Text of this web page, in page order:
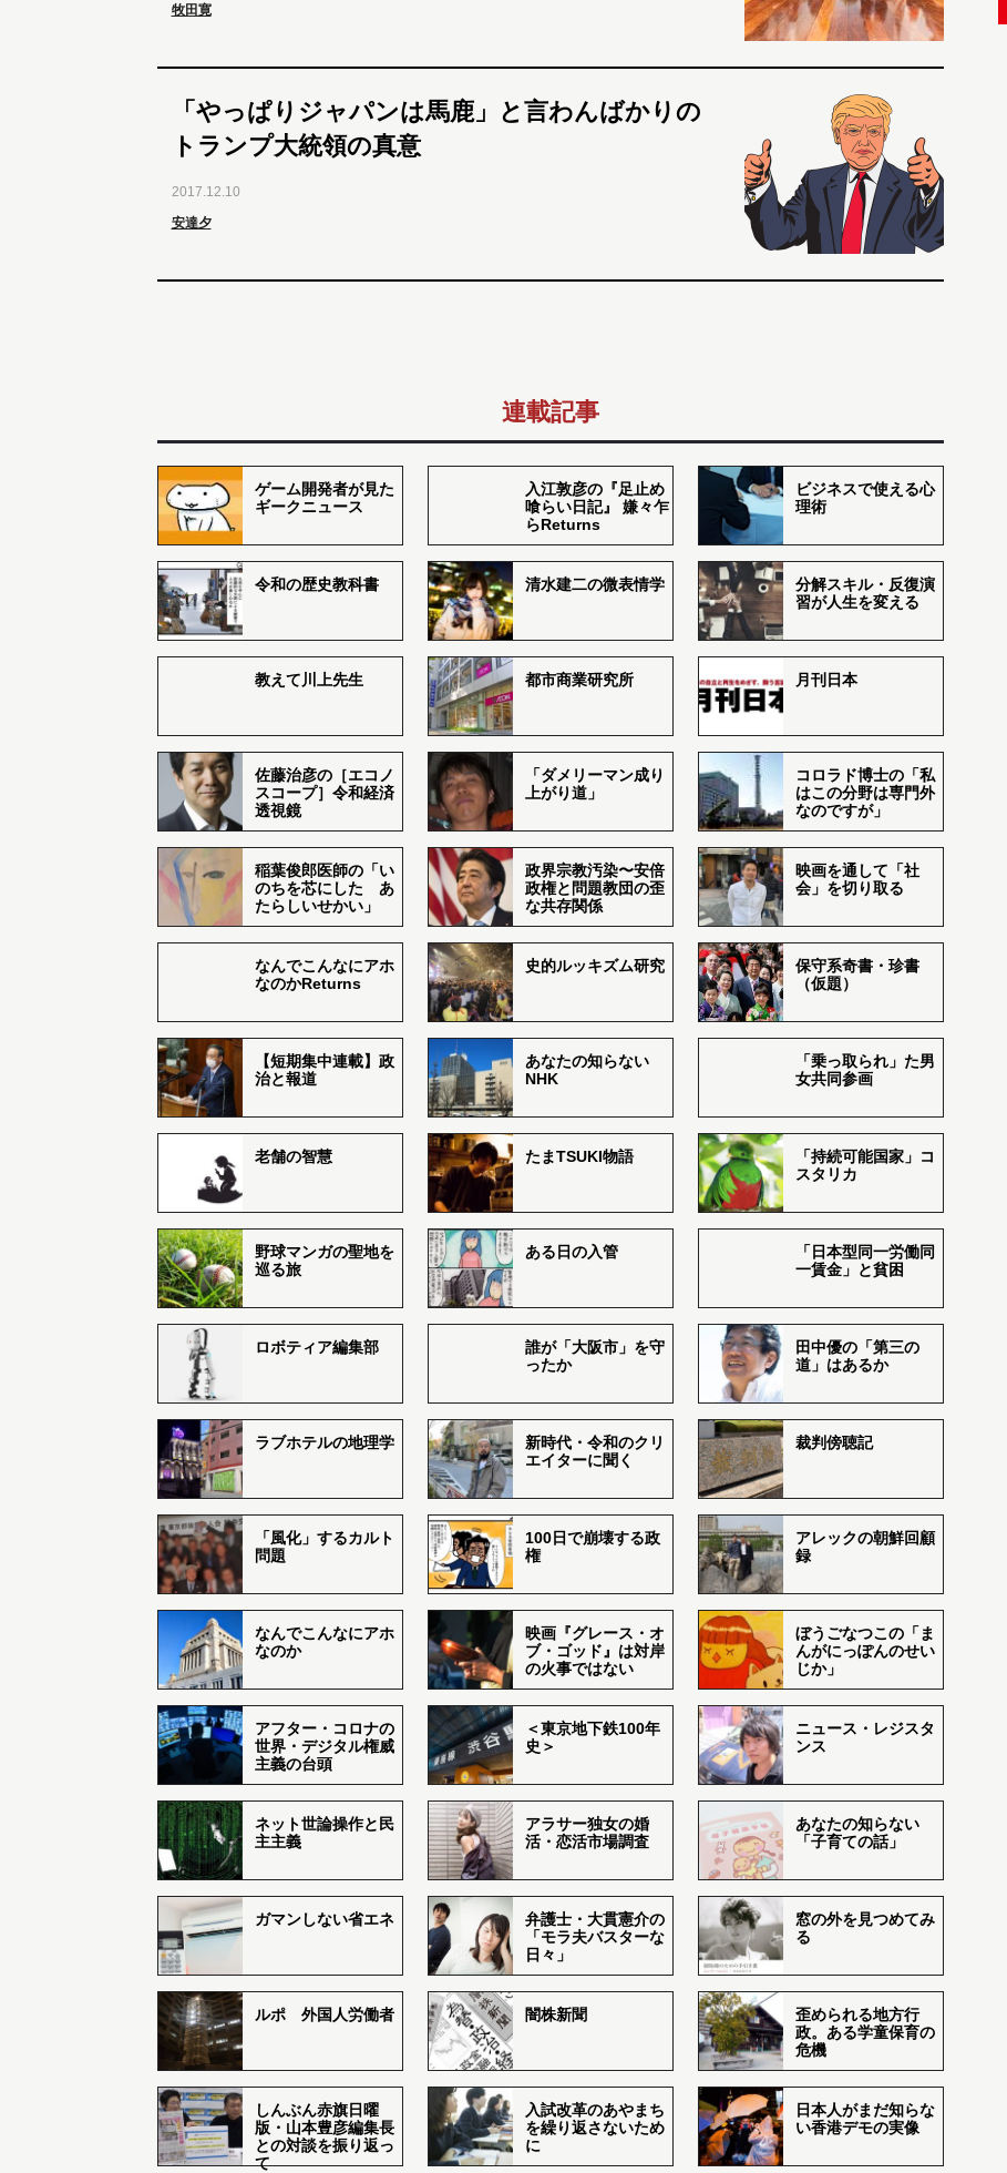
牧田寛
「やっぱりジャパンは馬鹿」と言わんばかりの
トランプ大統領の真意
2017.12.10
安達夕
連載記事
ゲーム開発者が見た
ギークニュース
入江敦彦の『足止め
喰らい日記』 嫌々乍
らReturns
ビジネスで使える心
理術
令和の歴史教科書 清水建二の微表情学
分解スキル・反復演
習が人生を変える
教えて川上先生 都市商業研究所 月刊日本
佐藤治彦の［エコノ
スコープ］令和経済
透視鏡
「ダメリーマン成り
上がり道」
コロラド博士の「私
はこの分野は専門外
なのですが」
稲葉俊郎医師の「い
のちを芯にした あ
たらしいせかい」
政界宗教汚染〜安倍
政権と問題教団の歪
な共存関係
映画を通して「社
会」を切り取る
なんでこんなにアホ
なのかReturns
史的ルッキズム研究
保守系奇書・珍書
（仮題）
【短期集中連載】政
治と報道
あなたの知らない
NHK
「乗っ取られ」た男
女共同参画
老舗の智慧 たまTSUKI物語
「持続可能国家」コ
スタリカ
野球マンガの聖地を
巡る旅
ある日の入管
「日本型同一労働同
一賃金」と貧困
ロボティア編集部
誰が「大阪市」を守
ったか
田中優の「第三の
道」はあるか
ラブホテルの地理学
新時代・令和のクリ
エイターに聞く
裁判傍聴記
「風化」するカルト
問題
100日で崩壊する政
権
アレックの朝鮮回顧
録
なんでこんなにアホ
なのか
映画『グレース・オ
ブ・ゴッド』は対岸
の火事ではない
ぼうごなつこの「ま
んがにっぽんのせい
じか」
アフター・コロナの
世界・デジタル権威
主義の台頭
＜東京地下鉄100年
史＞
ニュース・レジスタ
ンス
ネット世論操作と民
主主義
アラサー独女の婚
活・恋活市場調査
あなたの知らない
「子育ての話」
ガマンしない省エネ
弁護士・大貫憲介の
「モラ夫バスターな
日々」
窓の外を見つめてみ
る
ルポ 外国人労働者 闇株新聞
歪められる地方行
政。ある学童保育の
危機
しんぶん赤旗日曜
版・山本豊彦編集長
との対談を振り返っ
て
入試改革のあやまち
を繰り返さないため
に
日本人がまだ知らな
い香港デモの実像